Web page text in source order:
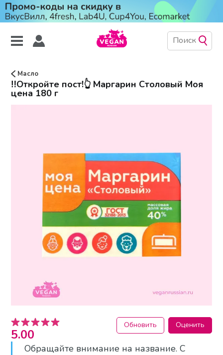
Масло
‼️Откройте пост!👆 Маргарин Столовый Моя
цена 180 г
5.00
Обновить Оценить
Обращайте внимание на название. С